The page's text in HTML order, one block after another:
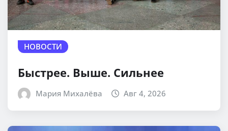
НОВОСТИ
Быстрее. Выше. Сильнее
Мария Михалёва Авг 4, 2026